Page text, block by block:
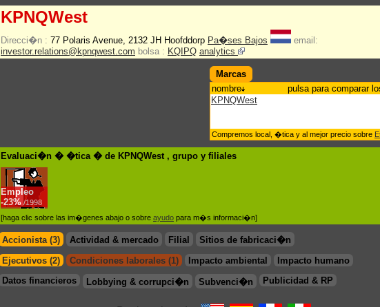
KPNQWest
Direcci�n : 77 Polaris Avenue, 2132 JH Hoofddorp Pa�ses Bajos
email:
investor.relations@kpnqwest.com bolsa : KQIPQ analytics
Marcas
nombre
pulsa para comparar
KPNQWest
Compremos local, �tica y al mejor precio sobre
Evaluaci�n � �tica � de KPNQWest , grupo y filiales
Empleo
-23% /1998
[haga clic sobre las im�genes abajo o sobre ayudo para m�s informaci�n]
Accionista (3) Actividad & mercado Filial
Sitios de fabricaci�n
Ejecutivos (2)
Condiciones laborales (1) Impacto ambiental
Impacto humano
Datos financieros
Lobbying & corrupci�n Subvenci�n Publicidad & RP